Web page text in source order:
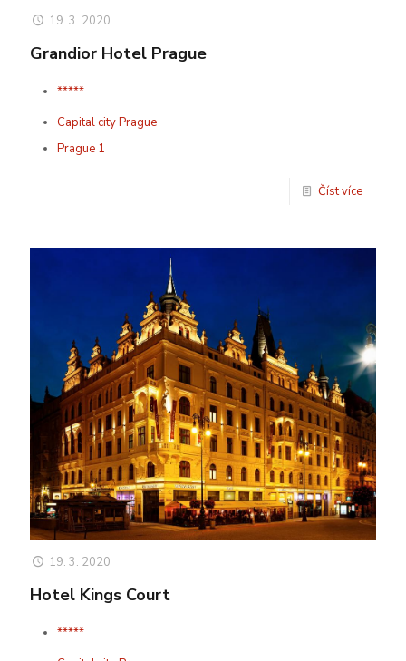
19. 3. 2020
Grandior Hotel Prague
*****
Capital city Prague
Prague 1
Číst více
19. 3. 2020
Hotel Kings Court
*****